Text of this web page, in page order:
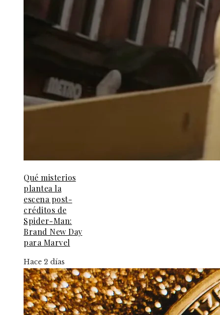
Qué misterios
plantea la
escena post-
créditos de
Spider-Man:
Brand New Day
para Marvel
Hace 2 días